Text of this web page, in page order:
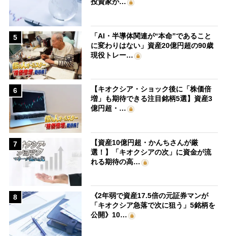
投資家が…
5
「AI・半導体関連が“本命”であること
に変わりはない」資産20億円超の90歳
現役トレー…
6
【キオクシア・ショック後に「株価倍
増」も期待できる注目銘柄5選】資産3
億円超・…
7
【資産10億円超・かんちさんが厳
選！】「キオクシアの次」に資金が流
れる期待の高…
8
《2年弱で資産17.5倍の元証券マンが
「キオクシア急落で次に狙う」5銘柄を
公開》10…